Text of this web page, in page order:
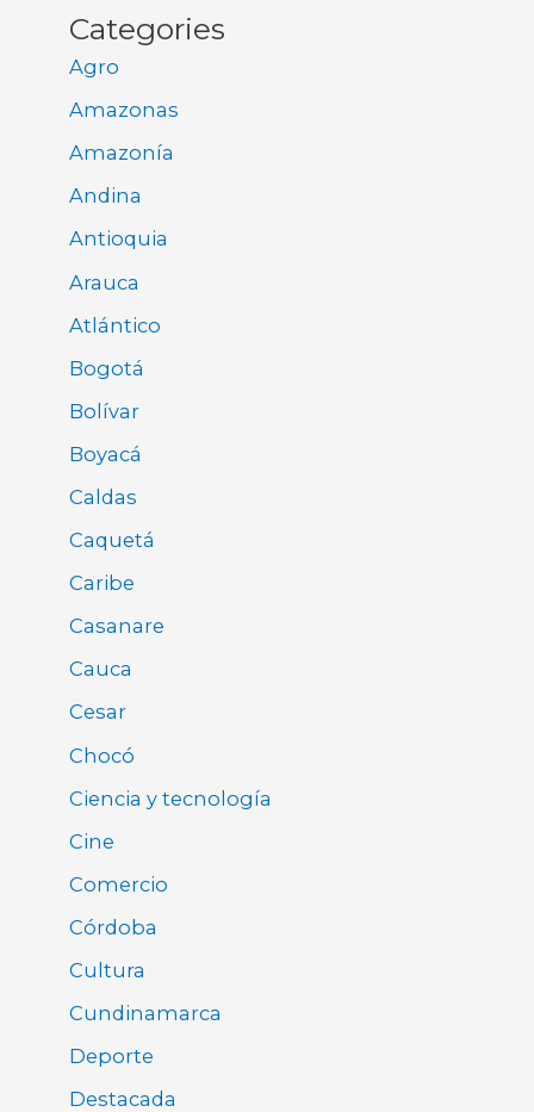
Categories
Agro
Amazonas
Amazonía
Andina
Antioquia
Arauca
Atlántico
Bogotá
Bolívar
Boyacá
Caldas
Caquetá
Caribe
Casanare
Cauca
Cesar
Chocó
Ciencia y tecnología
Cine
Comercio
Córdoba
Cultura
Cundinamarca
Deporte
Destacada